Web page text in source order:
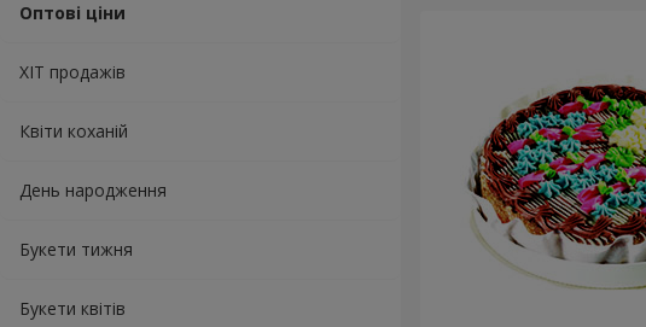
Оптові ціни
ХІТ продажів
Квіти коханій
День народження
Букети тижня
Букети квітів